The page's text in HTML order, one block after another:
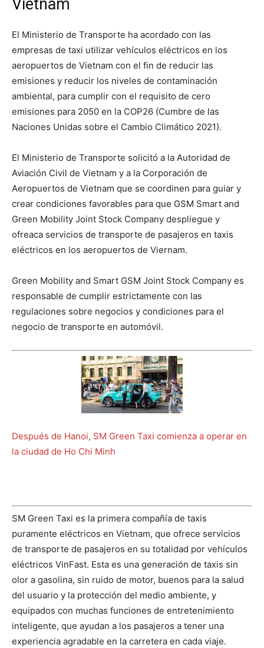
Vietnam
El Ministerio de Transporte ha acordado con las
empresas de taxi utilizar vehículos eléctricos en los
aeropuertos de Vietnam con el fin de reducir las
emisiones y reducir los niveles de contaminación
ambiental, para cumplir con el requisito de cero
emisiones para 2050 en la COP26 (Cumbre de las
Naciones Unidas sobre el Cambio Climático 2021).
El Ministerio de Transporte solicitó a la Autoridad de
Aviación Civil de Vietnam y a la Corporación de
Aeropuertos de Vietnam que se coordinen para guiar y
crear condiciones favorables para que GSM Smart and
Green Mobility Joint Stock Company despliegue y
ofreaca servicios de transporte de pasajeros en taxis
eléctricos en los aeropuertos de Viernam.
Green Mobility and Smart GSM Joint Stock Company es
responsable de cumplir estrictamente con las
regulaciones sobre negocios y condiciones para el
negocio de transporte en automóvil.
Después de Hanoi, SM Green Taxi comienza a operar en
la ciudad de Ho Chi Minh
SM Green Taxi es la primera compañía de taxis
puramente eléctricos en Vietnam, que ofrece servicios
de transporte de pasajeros en su totalidad por vehículos
eléctricos VinFast. Esta es una generación de taxis sin
olor a gasolina, sin ruido de motor, buenos para la salud
del usuario y la protección del medio ambiente, y
equipados con muchas funciones de entretenimiento
inteligente, que ayudan a los pasajeros a tener una
experiencia agradable en la carretera en cada viaje.